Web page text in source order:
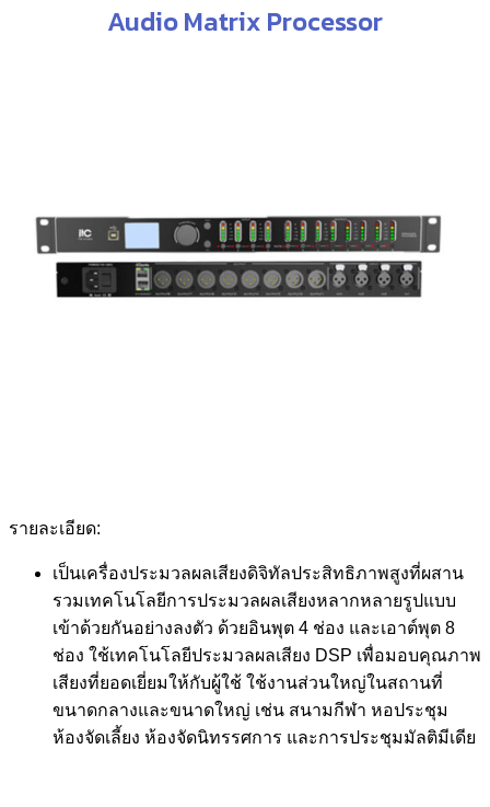
Audio Matrix Processor
รายละเอียด:
เป็นเครื่องประมวลผลเสียงดิจิทัลประสิทธิภาพสูงที่ผสาน
รวมเทคโนโลยีการประมวลผลเสียงหลากหลายรูปแบบ
เข้าด้วยกันอย่างลงตัว ด้วยอินพุต 4 ช่อง และเอาต์พุต 8
ช่อง ใช้เทคโนโลยีประมวลผลเสียง DSP เพื่อมอบคุณภาพ
เสียงที่ยอดเยี่ยมให้กับผู้ใช้ ใช้งานส่วนใหญ่ในสถานที่
ขนาดกลางและขนาดใหญ่ เช่น สนามกีฬา หอประชุม
ห้องจัดเลี้ยง ห้องจัดนิทรรศการ และการประชุมมัลติมีเดีย